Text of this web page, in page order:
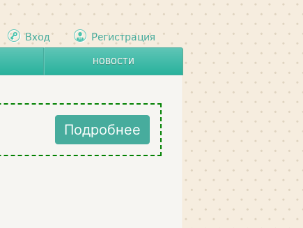
Вход Регистрация
НОВОСТИ
Подробнее